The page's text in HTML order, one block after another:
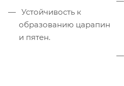
образованию царапин
и пятен.